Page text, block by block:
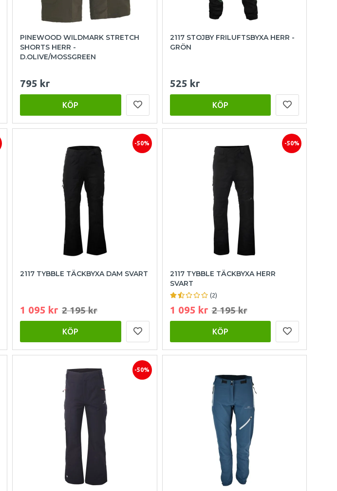
PINEWOOD WILDMARK STRETCH
SHORTS HERR -
D.OLIVE/MOSSGREEN
795 kr
KÖP
2117 STOJBY FRILUFTSBYXA HERR -
GRÖN
525 kr
KÖP
-50%
2117 TYBBLE TÄCKBYXA DAM SVART
1 095 kr 2 195 kr
KÖP
-50%
2117 TYBBLE TÄCKBYXA HERR
SVART
(2)
1 095 kr 2 195 kr
KÖP
-50%